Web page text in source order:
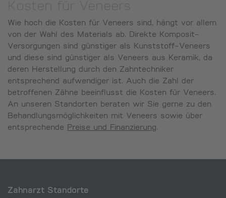
Kosten für Veneers
Wie hoch die Kosten für Veneers sind, hängt vor allem
von der Wahl des Materials ab. Direkte Komposit-
Versorgungen sind günstiger als Kunststoff-Veneers
und diese sind günstiger als Veneers aus Keramik, da
deren Herstellung durch den Zahntechniker
entsprechend aufwendiger ist. Auch die Zahl der
betroffenen Zähne beeinflusst die Kosten für Veneers.
An unseren Standorten beraten wir Sie gerne zu den
Behandlungsmöglichkeiten mit Veneers sowie über
entsprechende Preise und Finanzierung.
Zahnarzt Standorte